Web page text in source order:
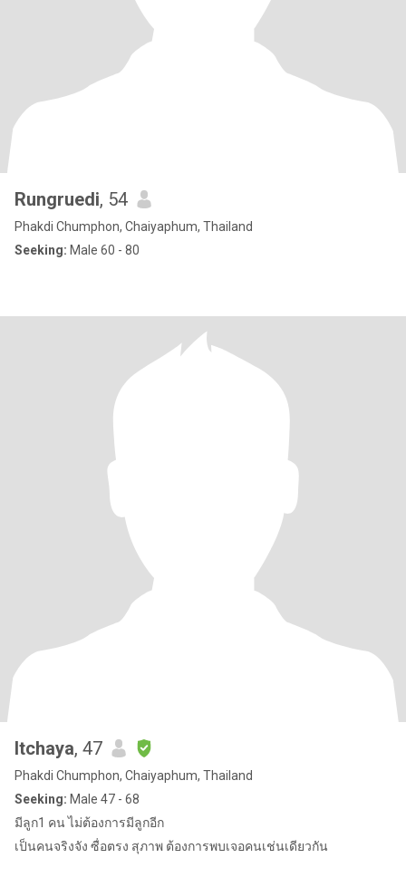
Rungruedi, 54
Phakdi Chumphon, Chaiyaphum, Thailand
Seeking: Male 60 - 80
Itchaya, 47
Phakdi Chumphon, Chaiyaphum, Thailand
Seeking: Male 47 - 68
มีลูก1 คน ไม่ต้องการมีลูกอีก
เป็นคนจริงจัง ซื่อตรง สุภาพ ต้องการพบเจอคนเช่นเดียวกัน